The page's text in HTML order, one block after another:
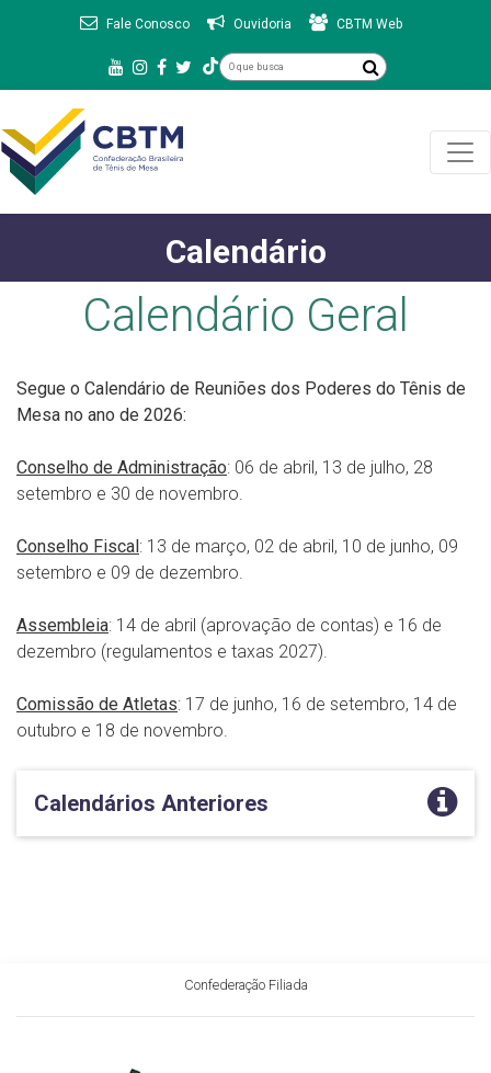
Fale Conosco Ouvidoria CBTM Web
Calendário
Calendário Geral
Segue o Calendário de Reuniões dos Poderes do Tênis de
Mesa no ano de 2026:
Conselho de Administração: 06 de abril, 13 de julho, 28
setembro e 30 de novembro.
Conselho Fiscal: 13 de março, 02 de abril, 10 de junho, 09
setembro e 09 de dezembro.
Assembleia: 14 de abril (aprovação de contas) e 16 de
dezembro (regulamentos e taxas 2027).
Comissão de Atletas: 17 de junho, 16 de setembro, 14 de
outubro e 18 de novembro.
Calendários Anteriores
Confederação Filiada